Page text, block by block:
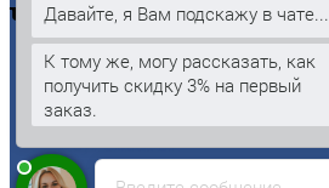
Черныйметаллопрокат
Арматура
Двутавроваябалка (двутавр)
Квадрат
Кругстальной
Лист
Давайте, я Вам подскажу в чате...
К тому же, могу рассказать, как
получить скидку 3% на первый
заказ.